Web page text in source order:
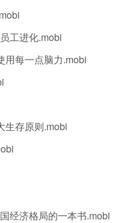
工进化.mobi
每一点脑力.mobi
存原则.mobi
经济格局的一本书.mobi